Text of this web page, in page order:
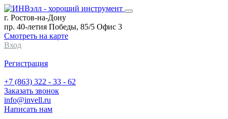
г. Ростов-на-Дону
пр. 40-летия Победы, 85/5 Офис 3
Смотреть на карте
Вход
Регистрация
+7 (863) 322 - 33 - 62
Заказать звонок
info@invell.ru
Написать нам